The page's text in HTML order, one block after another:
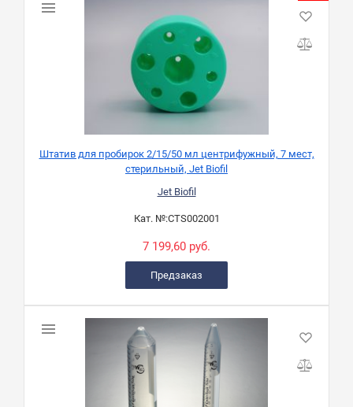
Штатив для пробирок 2/15/50 мл центрифужный, 7 мест,
стерильный, Jet Biofil
Jet Biofil
Кат. №:CTS002001
7 199,60 руб.
Предзаказ